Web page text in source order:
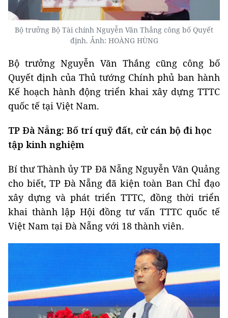
Bộ trưởng Bộ Tài chính Nguyễn Văn Thắng công bố Quyết
định. Ảnh: HOÀNG HÙNG
Bộ trưởng Nguyễn Văn Thắng cũng công bố
Quyết định của Thủ tướng Chính phủ ban hành
Kế hoạch hành động triển khai xây dựng TTTC
quốc tế tại Việt Nam.
TP Đà Nẵng: Bố trí quỹ đất, cử cán bộ đi học
tập kinh nghiệm
Bí thư Thành ủy TP Đã Nẵng Nguyễn Văn Quảng
cho biết, TP Đà Nẵng đã kiện toàn Ban Chỉ đạo
xây dựng và phát triển TTTC, đồng thời triển
khai thành lập Hội đồng tư vấn TTTC quốc tế
Việt Nam tại Đà Nẵng với 18 thành viên.